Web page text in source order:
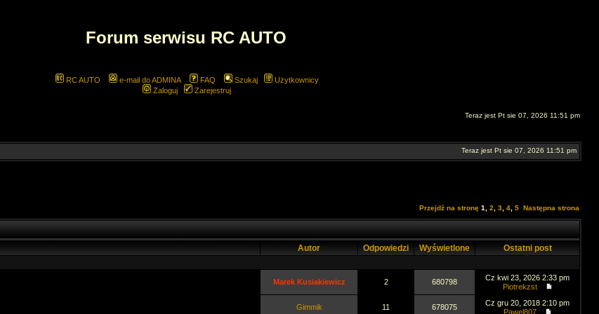
Forum serwisu RC AUTO
RC AUTO e-mail do ADMINA FAQ Szukaj
Użytkownicy
Zaloguj
Zarejestruj
Teraz jest Pt sie 07, 2026 11:51 pm
Teraz jest Pt sie 07, 2026 11:51 pm
Przejdź na stronę 1 2 3 4 5 Następna strona
Autor Odpowiedzi Wyświetlone Ostatni post
Marek Kusiakiewicz 2 680798
Cz kwi 23, 2026 2:33 pm
Piotrekzst
Gimmik 11 678075
Cz gru 20, 2018 2:10 pm
Pawel807